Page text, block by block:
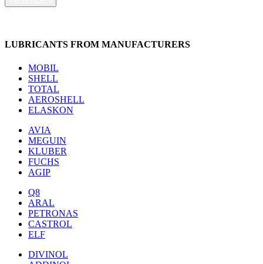
LUBRICANTS FROM MANUFACTURERS
MOBIL
SHELL
TOTAL
AEROSHELL
ELASKON
AVIA
MEGUIN
KLUBER
FUCHS
AGIP
Q8
ARAL
PETRONAS
CASTROL
ELF
DIVINOL